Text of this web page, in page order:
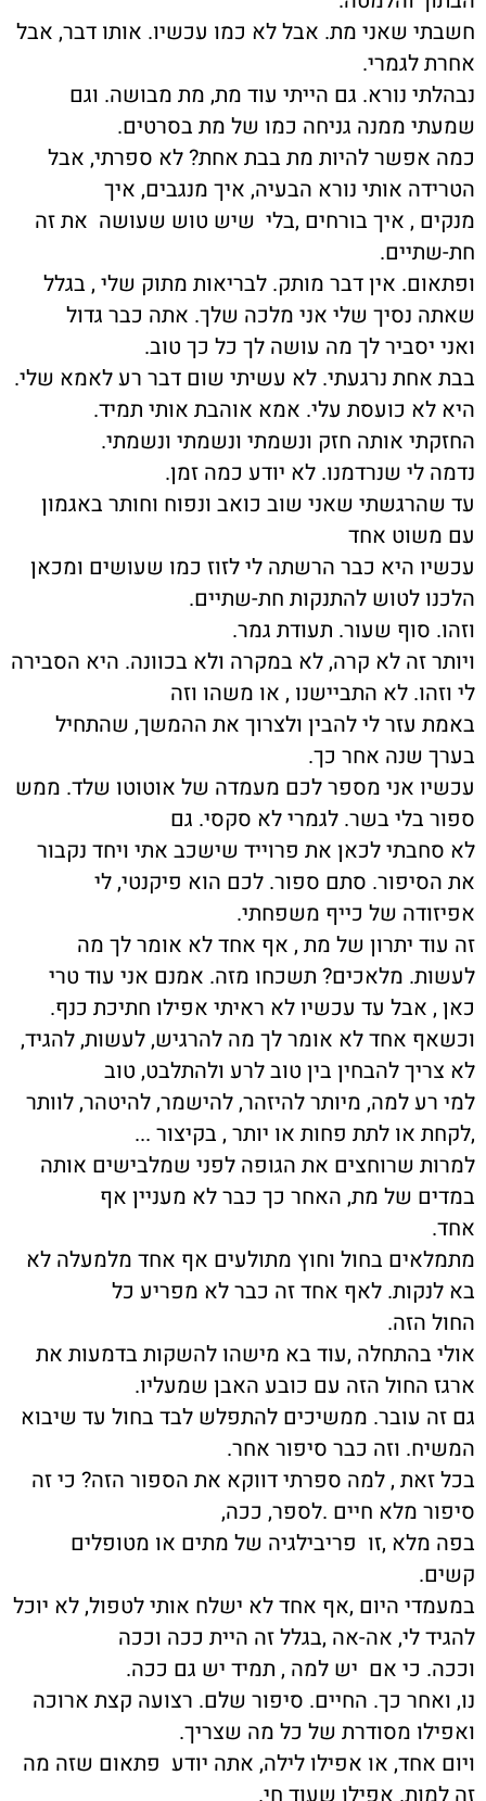
חשבתי שאני מת. אבל לא כמו עכשיו. אותו דבר, אבל
אחרת לגמרי.
נבהלתי נורא. גם הייתי עוד מת, מת מבושה. וגם
שמעתי ממנה גניחה כמו של מת בסרטים.
כמה אפשר להיות מת בבת אחת? לא ספרתי, אבל
הטרידה אותי נורא הבעיה, איך מנגבים, איך
מנקים , איך בורחים ,בלי שיש טוש שעושה את זה
חת-שתיים.
ופתאום. אין דבר מותק. לבריאות מתוק שלי , בגלל
שאתה נסיך שלי אני מלכה שלך. אתה כבר גדול
ואני יסביר לך מה עושה לך כל כך טוב.
בבת אחת נרגעתי. לא עשיתי שום דבר רע לאמא שלי.
היא לא כועסת עלי. אמא אוהבת אותי תמיד.
החזקתי אותה חזק ונשמתי ונשמתי ונשמתי.
נדמה לי שנרדמנו. לא יודע כמה זמן.
עד שהרגשתי שאני שוב כואב ונפוח וחותר באגמון
עם משוט אחד
עכשיו היא כבר הרשתה לי לזוז כמו שעושים ומכאן
הלכנו לטוש להתנקות חת-שתיים.
וזהו. סוף שעור. תעודת גמר.
ויותר זה לא קרה, לא במקרה ולא בכוונה. היא הסבירה
לי וזהו. לא התביישנו , או משהו וזה
באמת עזר לי להבין ולצרוך את ההמשך, שהתחיל
בערך שנה אחר כך.
עכשיו אני מספר לכם מעמדה של אוטוטו שלד. ממש
ספור בלי בשר. לגמרי לא סקסי. גם
לא סחבתי לכאן את פרוייד שישכב אתי ויחד נקבור
את הסיפור. סתם ספור. לכם הוא פיקנטי, לי
אפיזודה של כייף משפחתי.
זה עוד יתרון של מת , אף אחד לא אומר לך מה
לעשות. מלאכים? תשכחו מזה. אמנם אני עוד טרי
כאן , אבל עד עכשיו לא ראיתי אפילו חתיכת כנף.
וכשאף אחד לא אומר לך מה להרגיש, לעשות, להגיד,
לא צריך להבחין בין טוב לרע ולהתלבט, טוב
למי רע למה, מיותר להיזהר, להישמר, להיטהר, לוותר
,לקחת או לתת פחות או יותר , בקיצור ...
למרות שרוחצים את הגופה לפני שמלבישים אותה
במדים של מת, האחר כך כבר לא מעניין אף
אחד.
מתמלאים בחול וחוץ מתולעים אף אחד מלמעלה לא
בא לנקות. לאף אחד זה כבר לא מפריע כל
החול הזה.
אולי בהתחלה ,עוד בא מישהו להשקות בדמעות את
ארגז החול הזה עם כובע האבן שמעליו.
גם זה עובר. ממשיכים להתפלש לבד בחול עד שיבוא
המשיח. וזה כבר סיפור אחר.
בכל זאת , למה ספרתי דווקא את הספור הזה? כי זה
סיפור מלא חיים .לספר, ככה,
בפה מלא ,זו פריבילגיה של מתים או מטופלים
קשים.
במעמדי היום ,אף אחד לא ישלח אותי לטפול, לא יוכל
להגיד לי, אה-אה ,בגלל זה היית ככה וככה
וככה. כי אם יש למה , תמיד יש גם ככה.
נו, ואחר כך. החיים. סיפור שלם. רצועה קצת ארוכה
ואפילו מסודרת של כל מה שצריך.
ויום אחד, או אפילו לילה, אתה יודע פתאום שזה מה